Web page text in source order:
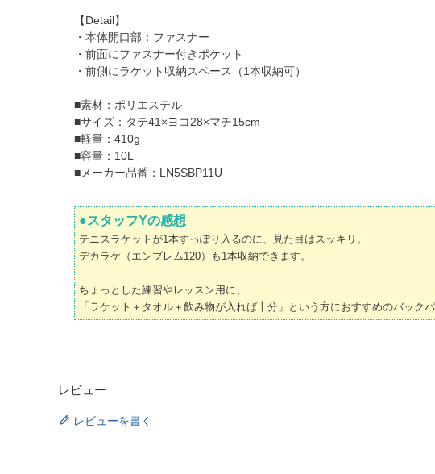
【Detail】
・本体開口部：ファスナー
・前面にファスナー付きポケット
・前側にラケット収納スペース（1本収納可）
■素材：ポリエステル
■サイズ：タテ41×ヨコ28×マチ15cm
■軽量：410g
■容量：10L
■メーカー品番：LN5SBP11U
●スタッフYの感想
テニスラケットが1本すっぽり入るのに、見た目はスッキリ。
デカラケ（エンブレム120）も1本収納できます。
ちょっとした練習やレッスン用に、
「ラケット＋タオル＋飲み物が入れば十分」という方におすすめのバックパ
レビュー
レビューを書く